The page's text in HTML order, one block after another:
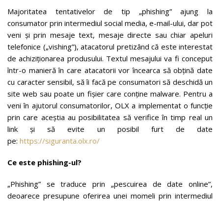
Majoritatea tentativelor de tip „phishing” ajung la
consumator prin intermediul social media, e-mail-ului, dar pot
veni și prin mesaje text, mesaje directe sau chiar apeluri
telefonice („vishing”), atacatorul pretizând că este interestat
de achiziționarea produsului. Textul mesajului va fi conceput
într-o manieră în care atacatorii vor încearca să obțină date
cu caracter sensibil, să îi facă pe consumatori să deschidă un
site web sau poate un fișier care conține malware. Pentru a
veni în ajutorul consumatorilor, OLX a implementat o funcție
prin care aceștia au posibilitatea să verifice în timp real un
link și să evite un posibil furt de date
pe: https://siguranta.olx.ro/
Ce este phishing-ul?
„Phishing” se traduce prin „pescuirea de date online”,
deoarece presupune oferirea unei momeli prin intermediul